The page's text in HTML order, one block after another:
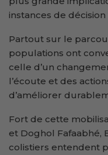
instances de
Partout sur le
populations ont
celle d’un
l’écoute et des
d’améliorer
Fort de cette
et Doghol Fafaabhé,
colistiers entendent